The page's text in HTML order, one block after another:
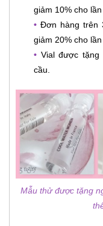
giảm 10% cho lần
• Đơn hàng trên
giảm 20% cho lần
• Vial được tặng
cầu.
Mẫu thử được tặng